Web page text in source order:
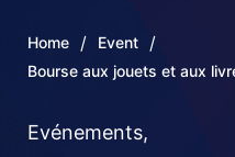
Home / Event /
Bourse aux jouets et aux
Evénements,